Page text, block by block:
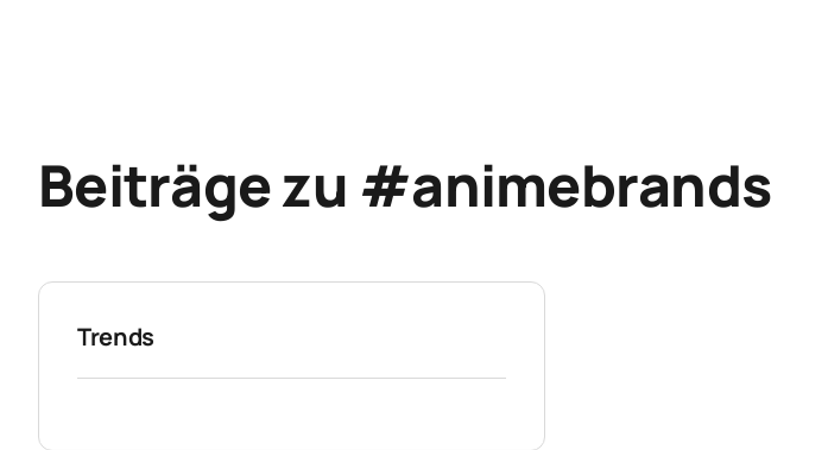
Beiträge zu #animebrands
Trends